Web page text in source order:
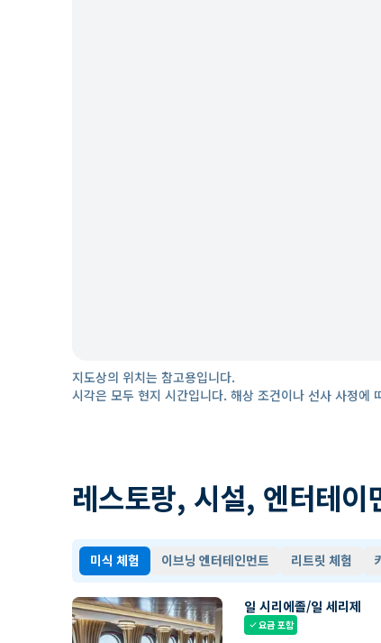
지도상의 위치는 참고용입니다.
시각은 모두 현지 시간입니다. 해상 조건이나 선사 사정에
레스토랑, 시설, 엔터테이
미식 체험 이브닝 엔터테인먼트 리트릿 체험
일 시리에졸/일 세리제
check요금 포함